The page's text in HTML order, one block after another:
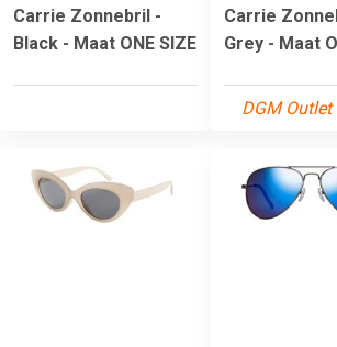
Carrie Zonnebril -
Black - Maat ONE SIZE
Carrie
Grey - Maat
DGM Outlet